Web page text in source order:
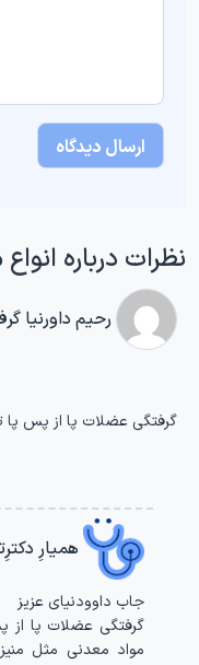
نظرات درباره
رحیم داورنیا
گرفتگی عضلات پا از پس
همیارِ
جاب داوودنیای عزیز
گرفتگی عضلات پا
مواد معدنی مثل